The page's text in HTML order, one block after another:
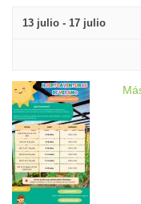
13 julio - 17 julio